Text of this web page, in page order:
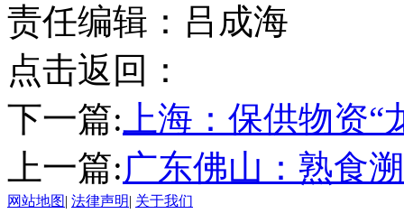
责任编辑：吕成海
点击返回：
下一篇: 上海：保供物资
上一篇:广东佛山：熟食
网站地图| 法律声明| 关于我们